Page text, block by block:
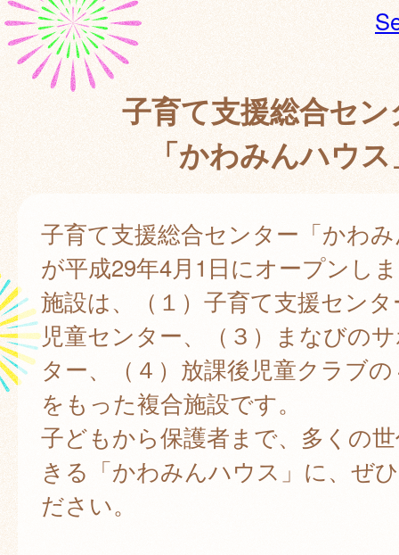
子育て支援総合セン
「かわみんハウス
子育て支援総合センター「かわ
が平成29年4月1日にオープンし
施設は、（１）子育て支援セン
児童センター、（３）まなびの
ター、（４）放課後児童クラブ
をもった複合施設です。
子どもから保護者まで、多くの
きる「かわみんハウス」に、ぜ
ださい。